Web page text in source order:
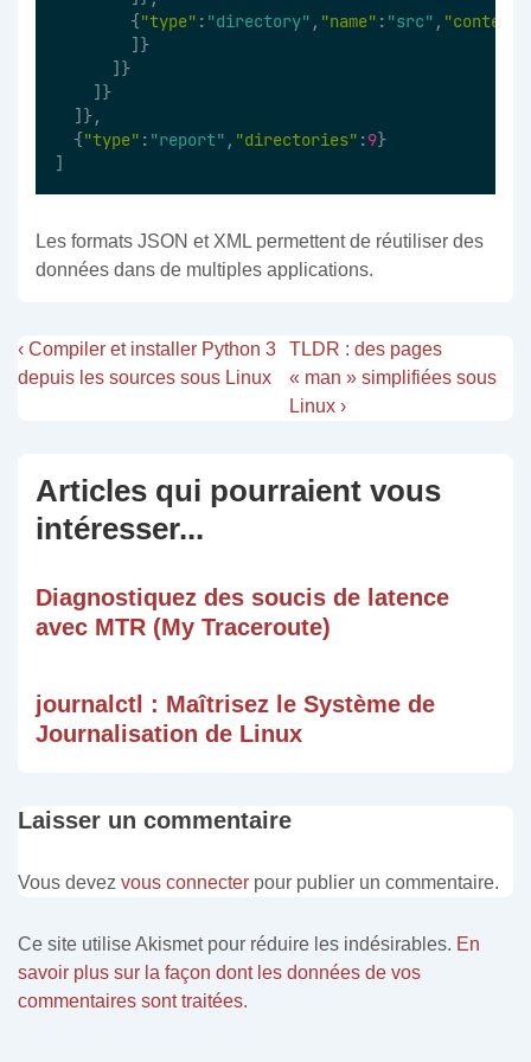
        {
"type" : "directory" , "name" : "src" ,
        ]}
      ]}
    ]}
  ]},
  {
"type" : "report" , "directories" :9}
]
Les formats JSON et XML permettent de réutiliser des
données dans de multiples applications.
‹ Compiler et installer Python 3
depuis les sources sous Linux
TLDR : des pages
« man » simplifiées sous
Linux ›
Articles qui pourraient vous
intéresser...
Diagnostiquez des soucis de latence
avec MTR (My Traceroute)
journalctl : Maîtrisez le Système de
Journalisation de Linux
Laisser un commentaire
Vous devez vous connecter pour publier un commentaire.
Ce site utilise Akismet pour réduire les indésirables. En
savoir plus sur la façon dont les données de vos
commentaires sont traitées.